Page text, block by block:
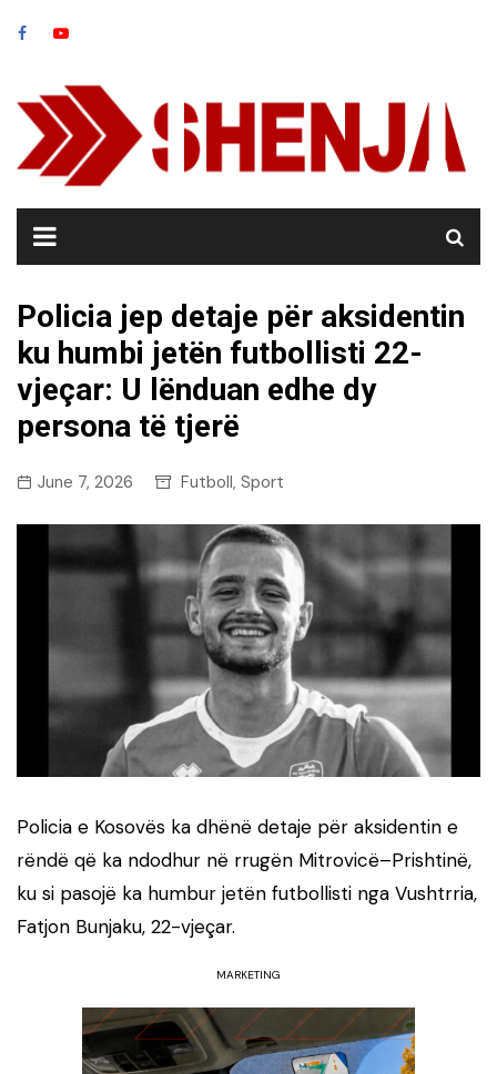
Policia jep detaje për aksidentin
ku humbi jetën futbollisti 22-
vjeçar: U lënduan edhe dy
persona të tjerë
June 7, 2026 Futboll, Sport
Policia e Kosovës ka dhënë detaje për aksidentin e
rëndë që ka ndodhur në rrugën Mitrovicë–Prishtinë,
ku si pasojë ka humbur jetën futbollisti nga Vushtrria,
Fatjon Bunjaku, 22-vjeçar.
MARKETING